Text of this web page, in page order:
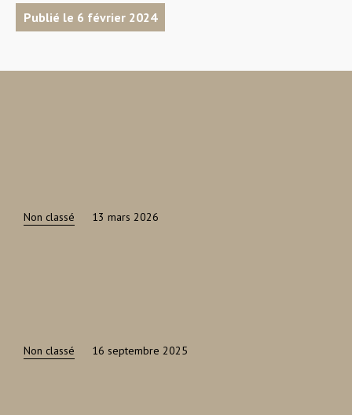
Publié le 6 février 2024
Non classé 13 mars 2026
Non classé 16 septembre 2025